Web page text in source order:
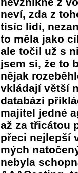
neví, zda z
tisíc lidí,
to měla jako
ale točil už s
jsem si, že to
nějak
vkládají větší
databázi
majitel jedné
až za třicátou
přeci nejlepší
mých
nebyla